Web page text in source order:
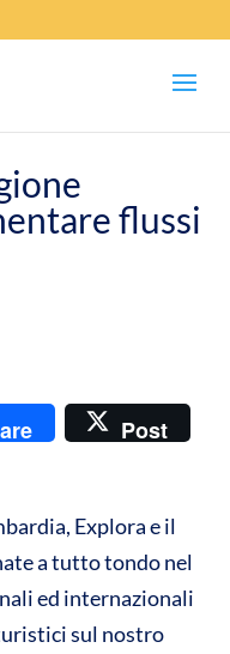
flussi
Post
Explora e il
a tutto tondo nel
ed internazionali
sul nostro